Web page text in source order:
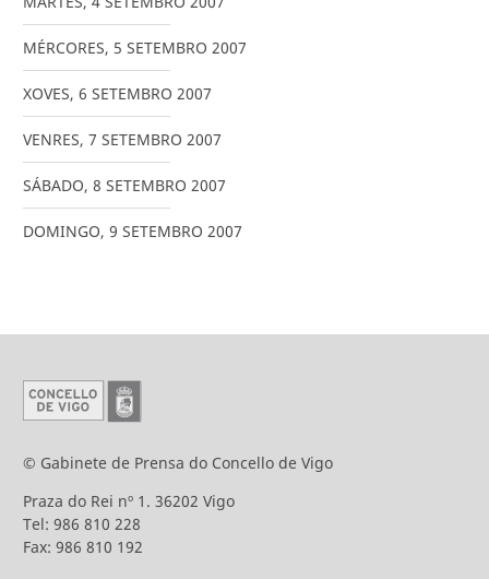
MÉRCORES, 5 SETEMBRO 2007
XOVES, 6 SETEMBRO 2007
VENRES, 7 SETEMBRO 2007
SÁBADO, 8 SETEMBRO 2007
DOMINGO, 9 SETEMBRO 2007
© Gabinete de Prensa do Concello de Vigo
Praza do Rei nº 1. 36202 Vigo
Tel: 986 810 228
Fax: 986 810 192